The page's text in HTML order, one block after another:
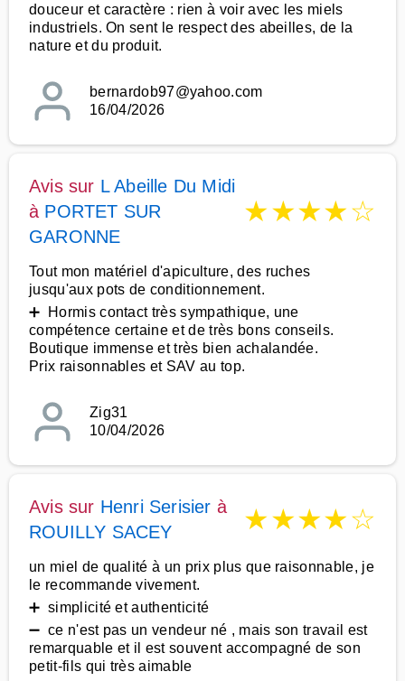
douceur et caractère : rien à voir avec les miels
industriels. On sent le respect des abeilles, de la
nature et du produit.
bernardob97@yahoo.com
16/04/2026
Avis sur L Abeille Du Midi
à PORTET SUR
GARONNE
★★★★☆
Tout mon matériel d'apiculture, des ruches
jusqu'aux pots de conditionnement.
➕ Hormis contact très sympathique, une
compétence certaine et de très bons conseils.
Boutique immense et très bien achalandée.
Prix raisonnables et SAV au top.
Zig31
10/04/2026
Avis sur Henri Serisier à
ROUILLY SACEY
★★★★☆
un miel de qualité à un prix plus que raisonnable, je
le recommande vivement.
➕ simplicité et authenticité
➖ ce n'est pas un vendeur né , mais son travail est
remarquable et il est souvent accompagné de son
petit-fils qui très aimable